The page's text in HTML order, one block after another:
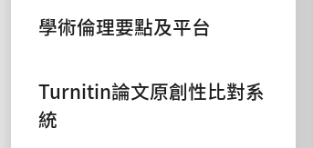
學術倫理要點及平台
Turnitin論文原創性比對系
統